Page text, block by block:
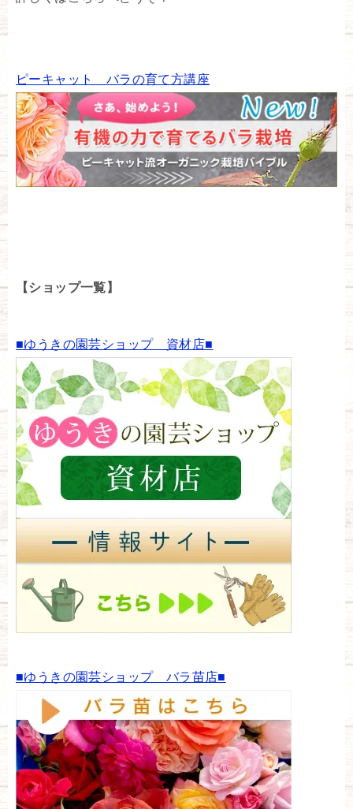
ピーキャット バラの育て方講座
【ショップ一覧】
■ゆうきの園芸ショップ 資材店■
■ゆうきの園芸ショップ バラ苗店■